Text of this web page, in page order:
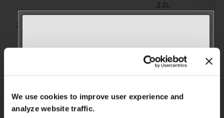
We use cookies to improve user experience and
analyze website traffic.
2018
2.2L
2143CC
BENZ
2.2L
651930
MEET WITH US AT
September 8–12, 2026